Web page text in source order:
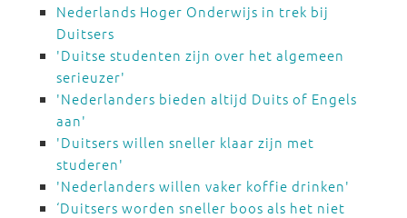
Nederlands Hoger Onderwijs in trek bij
Duitsers
'Duitse studenten zijn over het algemeen
serieuzer'
'Nederlanders bieden altijd Duits of Engels
aan'
'Duitsers willen sneller klaar zijn met
studeren'
'Nederlanders willen vaker koffie drinken'
‘Duitsers worden sneller boos als het niet